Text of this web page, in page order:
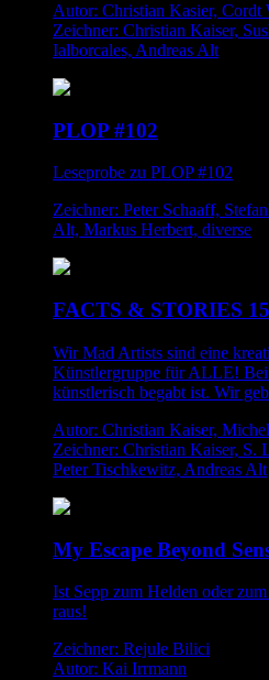
Autor: Christian Kasier, Cordt
Zeichner: Christian Kaiser,
Ialborcales, Andreas Alt
PLOP #102
Leseprobe zu PLOP #102
Zeichner: Peter Schaaff,
Alt, Markus Herbert, diverse
FACTS & STORIES 15
Wir Mad Artists sind eine
Künstlergruppe für ALLE!
künstlerisch begabt ist. Wir
Autor: Christian Kaiser,
Zeichner: Christian Kaiser, S.
Peter Tischkewitz, Andreas Alt
My Escape Beyond
Ist Sepp zum Helden oder
raus!
Zeichner: Rejule Bilici
Autor: Kai Irrmann